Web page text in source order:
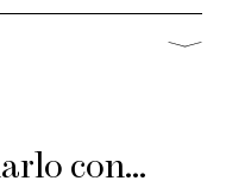
con...